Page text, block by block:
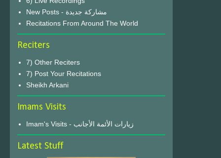
New Posts - مشاركة جديدة
Recitations From Around The World
Reciters
7) Other Reciters
7) Post Your Recitations
Sheikh Arkani
Imams Visits
Imam's Visits - زيارات الأئمة الأجانب
Latest Stuff